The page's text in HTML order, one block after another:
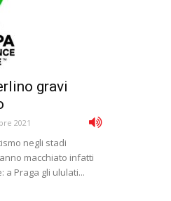
gravi
2021
negli stadi
macchiato infatti
a Praga gli ululati...